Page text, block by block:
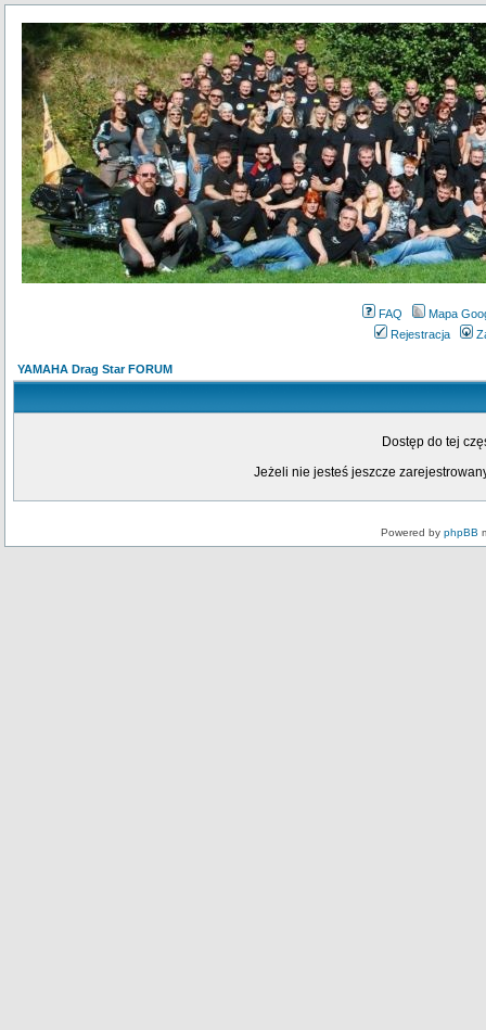
FAQ
Mapa
Rejestracja
YAMAHA Drag Star FORUM
Dostęp do tej
Jeżeli nie jesteś jeszcze
Powered by phpBB